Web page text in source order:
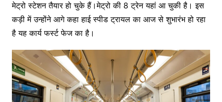
मेट्रो स्टेशन तैयार हो चुके हैं।मेट्रो की 8 ट्रेन यहां आ चुकी है। इस
कड़ी में उन्होंने आगे कहा हाई स्पीड ट्रायल का आज से शुभारंभ हो रहा
है यह कार्य फर्स्ट फेज का है।